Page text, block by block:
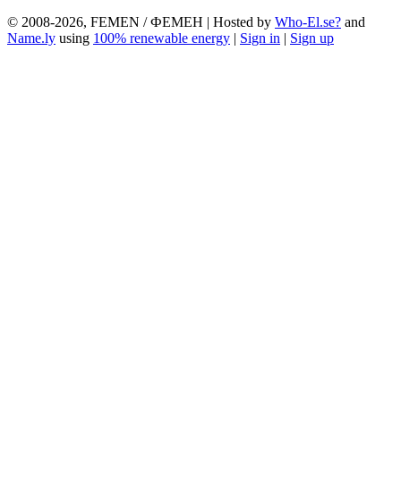
© 2008-2026, FEMEN / ФЕМЕН | Hosted by Who-El.se? and
Name.ly using 100% renewable energy | Sign in | Sign up